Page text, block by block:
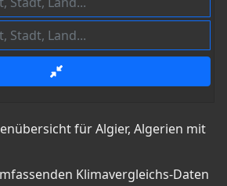
für Algier, Algerien mit
Klimavergleichs-Daten